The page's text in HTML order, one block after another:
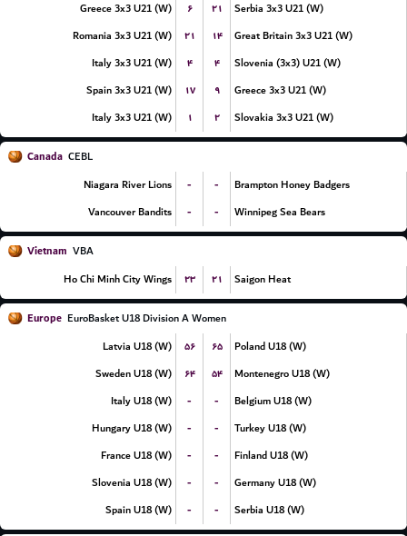
Greece 3x3 U21 (W) ۶ ۲۱
Serbia 3x3 U21 (W)
Romania 3x3 U21 (W)
۲۱ ۱۴
Great Britain 3x3 U21 (W)
Italy 3x3 U21 (W)
۴ ۴
Slovenia (3x3) U21 (W)
Spain 3x3 U21 (W)
۱۷ ۹
Greece 3x3 U21 (W)
Italy 3x3 U21 (W)
۱ ۲ Slovakia 3x3 U21 (W)
Canada CEBL
Niagara River Lions
- -
Brampton Honey Badgers
Vancouver Bandits
- - Winnipeg Sea Bears
Vietnam VBA
Ho Chi Minh City Wings
۲۳ ۲۱ Saigon Heat
Europe EuroBasket U18 Division A Women
Latvia U18 (W)
۵۶ ۶۵
Poland U18 (W)
Sweden U18 (W)
۶۴ ۵۴
Montenegro U18 (W)
Italy U18 (W)
- -
Belgium U18 (W)
Hungary U18 (W)
- -
Turkey U18 (W)
France U18 (W)
- -
Finland U18 (W)
Slovenia U18 (W)
- -
Germany U18 (W)
Spain U18 (W)
- - Serbia U18 (W)